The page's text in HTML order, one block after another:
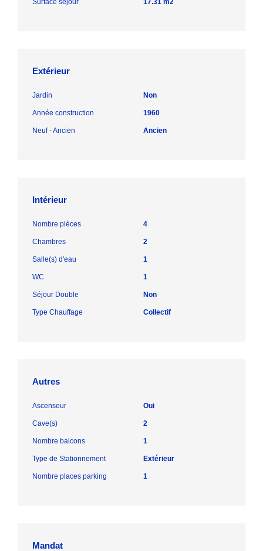
Extérieur
Jardin Non
Année construction 1960
Neuf - Ancien Ancien
Intérieur
Nombre pièces 4
Chambres 2
Salle(s) d'eau 1
WC 1
Séjour Double Non
Type Chauffage Collectif
Autres
Ascenseur Oui
Cave(s) 2
Nombre balcons 1
Type de Stationnement Extérieur
Nombre places parking 1
Mandat